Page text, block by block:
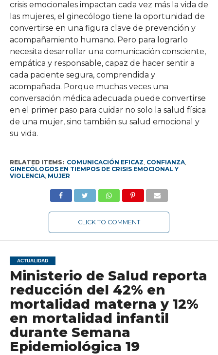
crisis emocionales impactan cada vez más la vida de
las mujeres, el ginecólogo tiene la oportunidad de
convertirse en una figura clave de prevención y
acompañamiento humano. Pero para lograrlo
necesita desarrollar una comunicación consciente,
empática y responsable, capaz de hacer sentir a
cada paciente segura, comprendida y
acompañada. Porque muchas veces una
conversación médica adecuada puede convertirse
en el primer paso para cuidar no solo la salud física
de una mujer, sino también su salud emocional y
su vida.
RELATED ITEMS: COMUNICACIÓN EFICAZ CONFIANZA,
GINECÓLOGOS EN TIEMPOS DE CRISIS EMOCIONAL Y
VIOLENCIA, MUJER
CLICK TO COMMENT
ACTUALIDAD
Ministerio de Salud reporta
reducción del 42% en
mortalidad materna y 12%
en mortalidad infantil
durante Semana
Epidemiológica 19